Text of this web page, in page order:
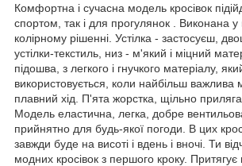
Комфортна і сучасна модель кросівок
спортом, так і для прогулянок . Виконана у
колірному рішенні. Устілка - застосуєш,
устілки-текстиль, низ - м'який і міцний
підошва, з легкого і гнучкого матеріалу,
використовується, коли найбільш важлива
плавний хід. П'ята жорстка, щільно
Модель еластична, легка, добре
прийнятно для будь-якої погоди. В цих
завжди буде на висоті і вдень і вночі. Ти
модних кросівок з першого кроку. Притягує